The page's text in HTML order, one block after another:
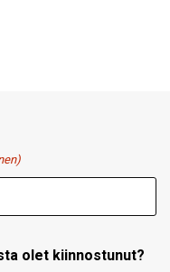
olet kiinnostunut?